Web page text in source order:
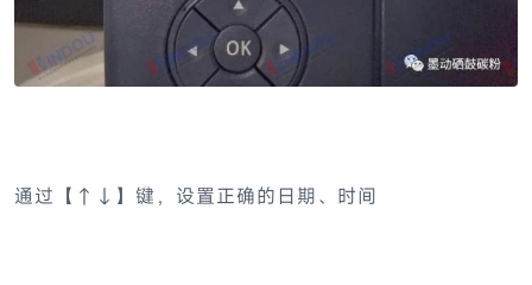
通过【↑↓】键，设置正确的日期、时间